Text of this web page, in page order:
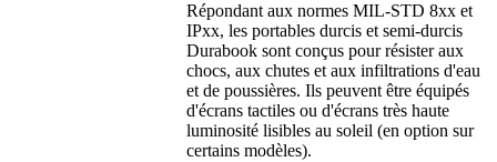
Répondant aux normes MIL-STD 8xx et
IPxx, les portables durcis et semi-durcis
Durabook sont conçus pour résister aux
chocs, aux chutes et aux infiltrations d'eau
et de poussières. Ils peuvent être équipés
d'écrans tactiles ou d'écrans très haute
luminosité lisibles au soleil (en option sur
certains modèles).